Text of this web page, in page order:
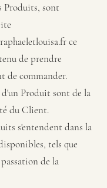
Produits, sont
ce
de prendre
de commander.
Produit sont de la
du Client.
s'entendent dans la
tels que
de la